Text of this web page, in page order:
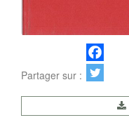
Partager sur :